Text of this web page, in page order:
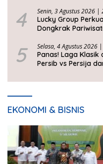
4 Senin, 3 Agustus 2026 |
Lucky Group
Dongkrak
5 Selasa, 4 Agustus 2026
Panas! Laga Klasik
Persib vs Persija
EKONOMI & BISNIS